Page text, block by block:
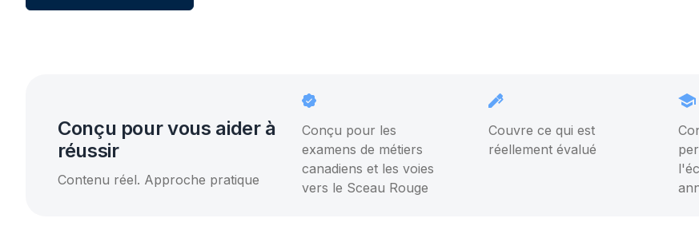
Procédures réelles, permis et listes de vérification
Conçu pour vous aider à
réussir
Contenu réel. Approche pratique
Conçu pour les
examens de métiers
canadiens et les voies
vers le Sceau Rouge
Couvre ce qui est
réellement évalué